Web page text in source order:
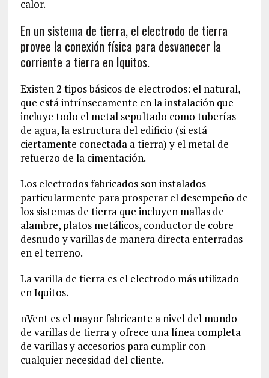
calor.
En un sistema de tierra, el electrodo de tierra
provee la conexión física para desvanecer la
corriente a tierra en Iquitos.
Existen 2 tipos básicos de electrodos: el natural,
que está intrínsecamente en la instalación que
incluye todo el metal sepultado como tuberías
de agua, la estructura del edificio (si está
ciertamente conectada a tierra) y el metal de
refuerzo de la cimentación.
Los electrodos fabricados son instalados
particularmente para prosperar el desempeño de
los sistemas de tierra que incluyen mallas de
alambre, platos metálicos, conductor de cobre
desnudo y varillas de manera directa enterradas
en el terreno.
La varilla de tierra es el electrodo más utilizado
en Iquitos.
nVent es el mayor fabricante a nivel del mundo
de varillas de tierra y ofrece una línea completa
de varillas y accesorios para cumplir con
cualquier necesidad del cliente.